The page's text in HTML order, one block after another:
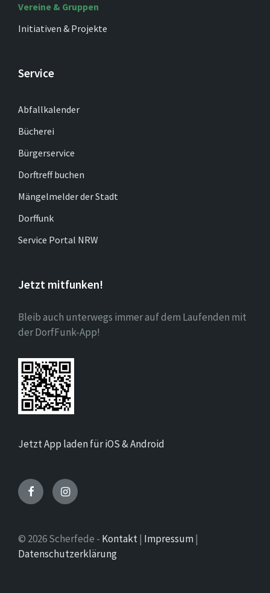
Vereine & Gruppen
Initiativen & Projekte
Service
Abfallkalender
Bücherei
Bürgerservice
Dorftreff buchen
Mängelmelder der Stadt
Dorffunk
Service Portal NRW
Jetzt mitfunken!
Bleib auch unterwegs immer auf dem Laufenden mit
der DorfFunk-App!
Jetzt App laden für iOS & Android
FacebookInstagram
© 2026 Scherfede - Kontakt| Impressum|
Datenschutzerklärung